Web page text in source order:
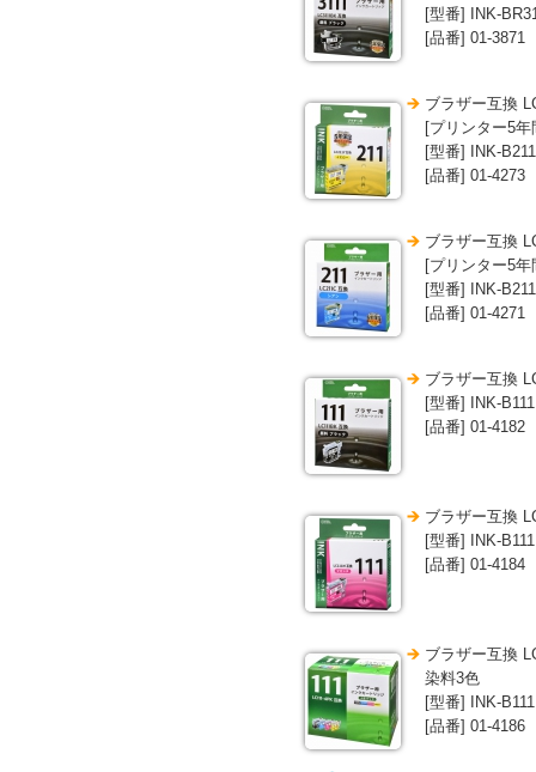
[型番] INK-
[品番] 01-3871
ブラザー互換
[プリンター5
[型番] INK-
[品番] 01-4273
ブラザー互換
[プリンター5
[型番] INK-
[品番] 01-4271
ブラザー互換
[型番] INK-
[品番] 01-4182
ブラザー互換
[型番] INK-
[品番] 01-4184
ブラザー互換
染料3色
[型番] INK-
[品番] 01-4186